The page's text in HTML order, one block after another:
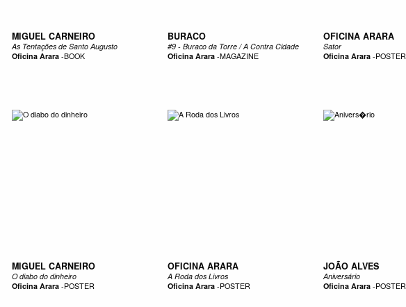
MIGUEL CARNEIRO
As Tentações de Santo Augusto
Oficina Arara-BOOK
BURACO
#9 - Buraco da Torre / A Contra Cidade
Oficina Arara-MAGAZINE
OFICINA ARARA
Sator
Oficina Arara-POSTER
MIGUEL CARNEIRO
O diabo do dinheiro
Oficina Arara-POSTER
OFICINA ARARA
A Roda dos Livros
Oficina Arara-POSTER
JOÃO ALVES
Aniversário
Oficina Arara-POSTER